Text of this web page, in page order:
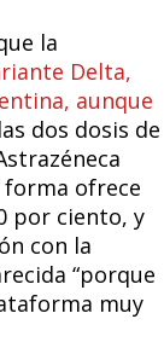
la
Delta,
aunque
dos dosis de
ofrece
por ciento, y
con la
“porque
muy